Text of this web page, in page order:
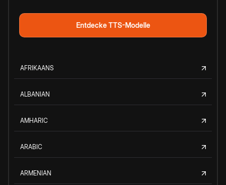
Entdecke TTS-Modelle
AFRIKAANS
ALBANIAN
AMHARIC
ARABIC
ARMENIAN